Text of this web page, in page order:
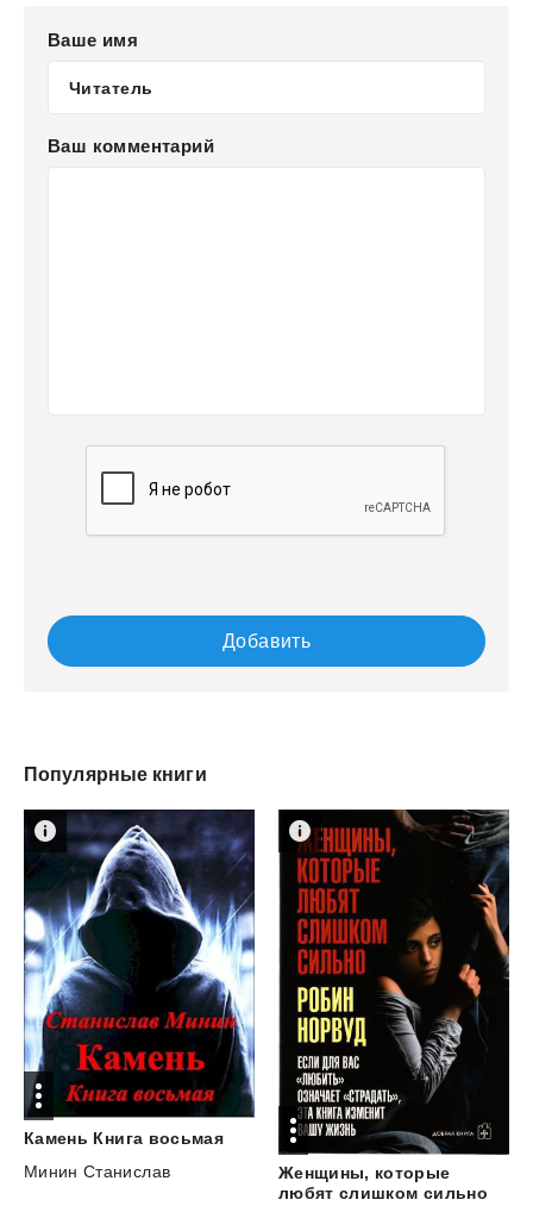
Ваше имя
Ваш комментарий
Добавить
Популярные книги
Камень Книга восьмая
Минин Станислав
Женщины, которые
любят слишком сильно